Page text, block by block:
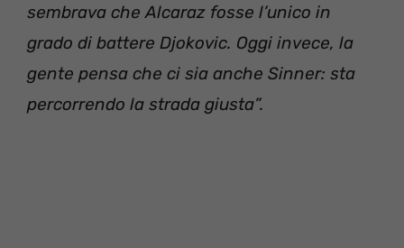
sembrava che Alcaraz fosse l’unico in
grado di battere Djokovic. Oggi invece, la
gente pensa che ci sia anche Sinner: sta
percorrendo la strada giusta”.